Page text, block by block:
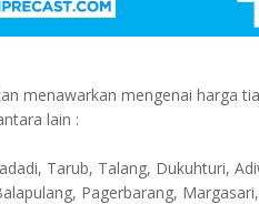
menawarkan mengenai harga
lain :
Tarub, Talang, Dukuhturi,
Pagerbarang,